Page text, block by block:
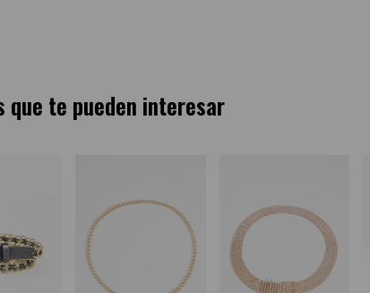
que te pueden interesar